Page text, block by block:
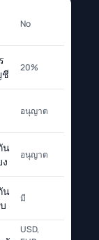
No
20%
อนุญาต
น
อนุญาต
น
มี
USD,